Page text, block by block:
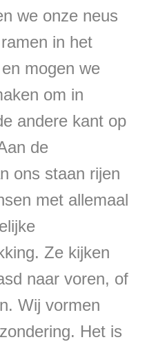
we onze neus
in het
mogen we
om in
andere kant op
de
ons staan rijen
met allemaal
Ze kijken
naar voren, of
Wij vormen
Het is